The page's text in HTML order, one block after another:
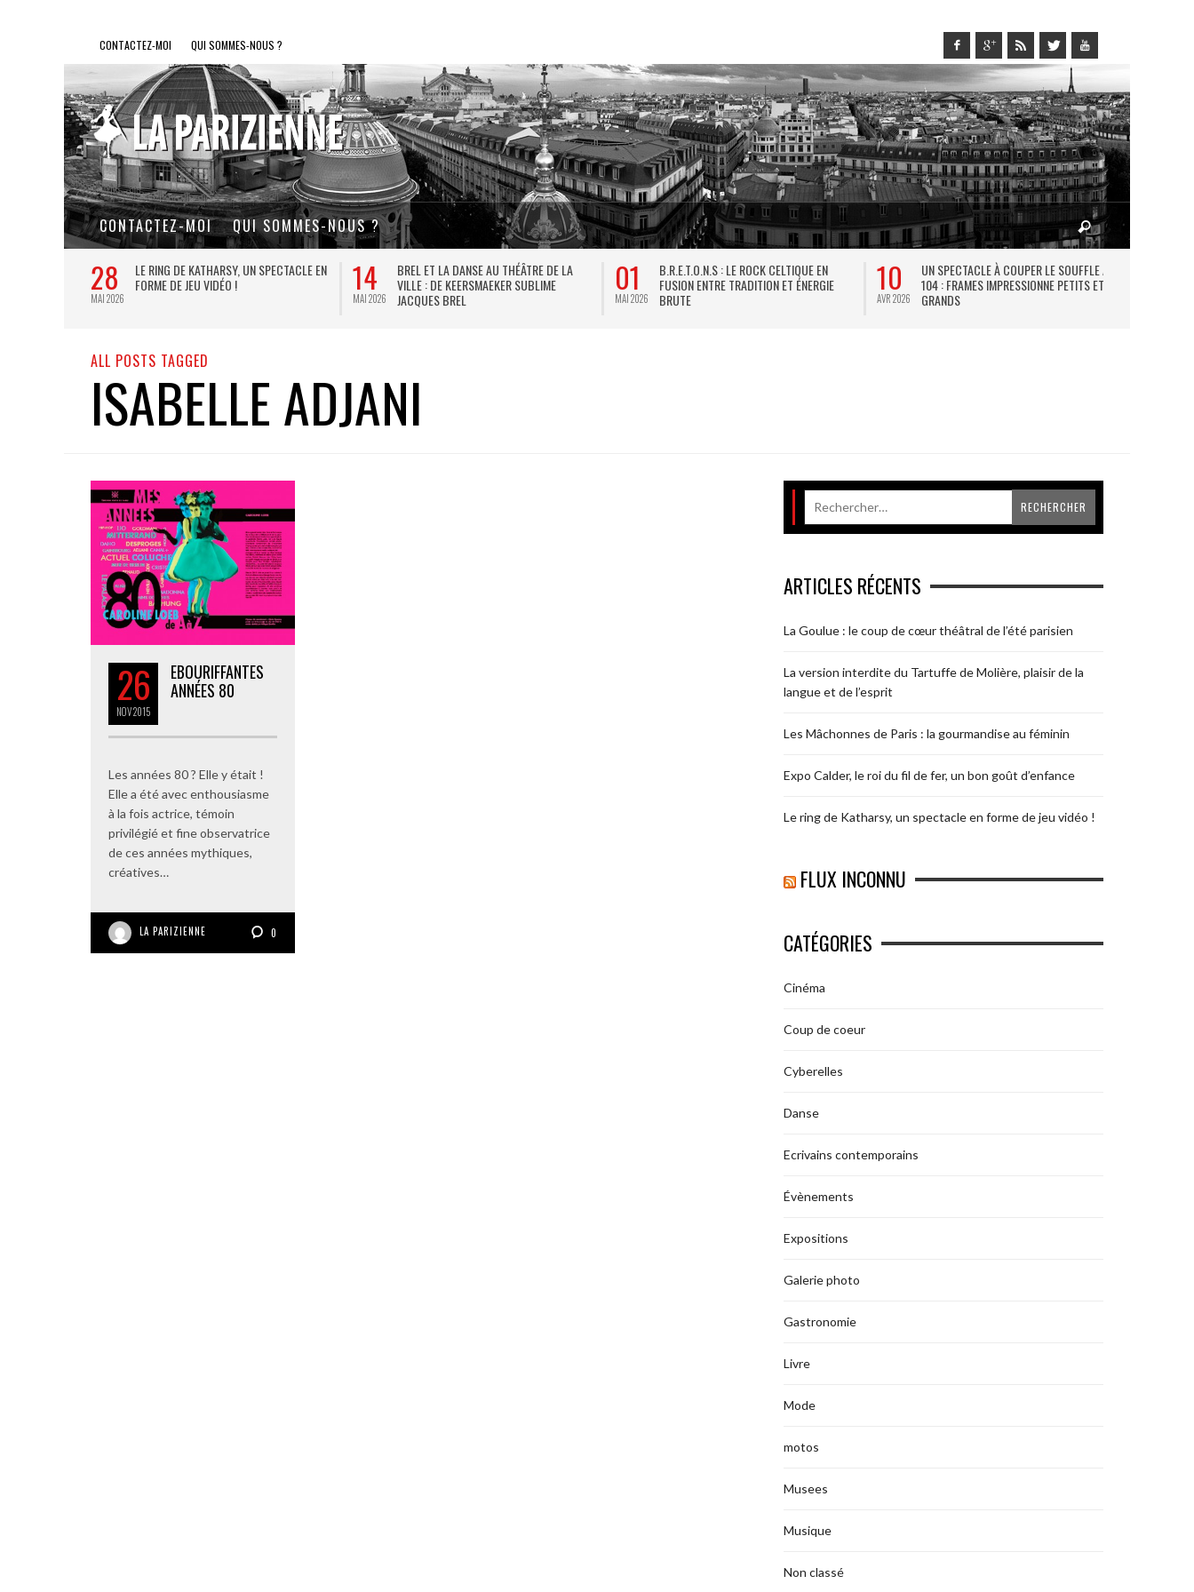
CONTACTEZ-MOI QUI SOMMES-NOUS ?
CONTACTEZ-MOI QUI SOMMES-NOUS ?
28
MAI 2026
LE RING DE KATHARSY, UN SPECTACLE EN
FORME DE JEU VIDÉO !
14
MAI 2026
BREL ET LA DANSE AU THÉÂTRE DE LA
VILLE : DE KEERSMAEKER SUBLIME
JACQUES BREL
01
MAI 2026
B.R.E.T.O.N.S : LE ROCK CELTIQUE EN
FUSION ENTRE TRADITION ET ÉNERGIE
BRUTE
10
AVR 2026
UN SPECTACLE À COUPER LE SOUFFLE AU
104 : FRAMES IMPRESSIONNE PETITS ET
GRANDS
ALL POSTS TAGGED
ISABELLE ADJANI
26
NOV2015
EBOURIFFANTES
ANNÉES 80
Les années 80 ? Elle y était !
Elle a été avec enthousiasme
à la fois actrice, témoin
privilégié et fine observatrice
de ces années mythiques,
créatives…
LA PARIZIENNE 0
ARTICLES RÉCENTS
La Goulue : le coup de cœur théâtral de l’été parisien
La version interdite du Tartuffe de Molière, plaisir de la
langue et de l’esprit
Les Mâchonnes de Paris : la gourmandise au féminin
Expo Calder, le roi du fil de fer, un bon goût d’enfance
Le ring de Katharsy, un spectacle en forme de jeu vidéo !
FLUX INCONNU
CATÉGORIES
Cinéma
Coup de coeur
Cyberelles
Danse
Ecrivains contemporains
Évènements
Expositions
Galerie photo
Gastronomie
Livre
Mode
motos
Musees
Musique
Non classé